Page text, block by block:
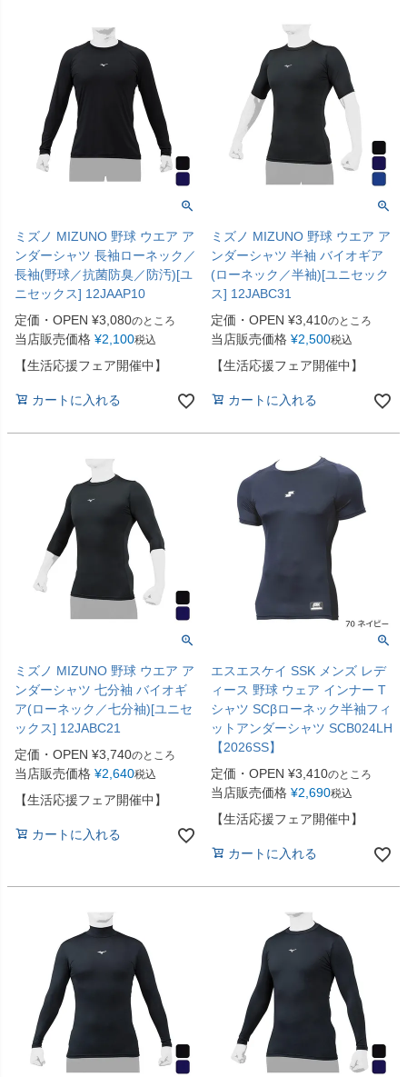
ミズノ MIZUNO 野球 ウエア ア
ンダーシャツ 長袖ローネック／
長袖(野球／抗菌防臭／防汚)[ユ
ニセックス] 12JAAP10
定価・OPEN ¥3,080のところ
当店販売価格 ¥2,100税込
【生活応援フェア開催中】
カートに入れる
ミズノ MIZUNO 野球 ウエア ア
ンダーシャツ 半袖 バイオギア
(ローネック／半袖)[ユニセック
ス] 12JABC31
定価・OPEN ¥3,410のところ
当店販売価格 ¥2,500税込
【生活応援フェア開催中】
カートに入れる
ミズノ MIZUNO 野球 ウエア ア
ンダーシャツ 七分袖 バイオギ
ア(ローネック／七分袖)[ユニセ
ックス] 12JABC21
定価・OPEN ¥3,740のところ
当店販売価格 ¥2,640税込
【生活応援フェア開催中】
カートに入れる
エスエスケイ SSK メンズ レデ
ィース 野球 ウェア インナー T
シャツ SCβローネック半袖フィ
ットアンダーシャツ SCB024LH
【2026SS】
定価・OPEN ¥3,410のところ
当店販売価格 ¥2,690税込
【生活応援フェア開催中】
カートに入れる